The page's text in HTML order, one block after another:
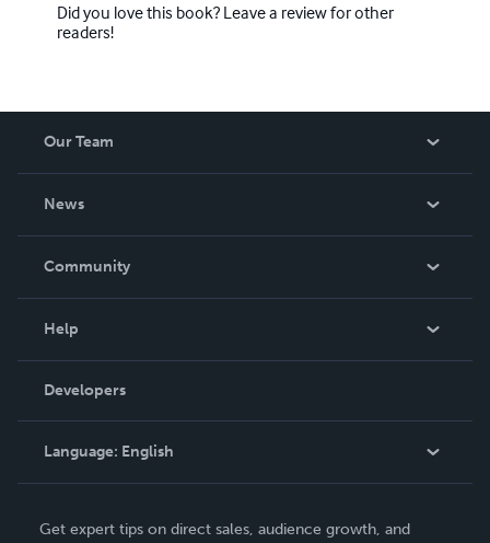
Did you love this book? Leave a review for other
readers!
Our Team
News
In The News
Community
Podcast
Help
Order Lookup
Knowledge Base
Contact Support
Developers
Language: English
Get expert tips on direct sales, audience growth, and